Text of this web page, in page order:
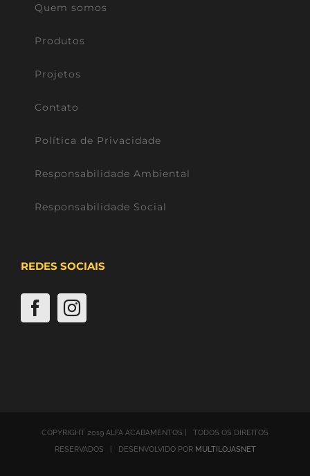
Quem somos
Produtos
Projetos
Contato
Política de Privacidade
Responsabilidade Ambiental
Responsabilidade Social
REDES SOCIAIS
COPYRIGHT 2019 ALFA ACABAMENTOS | TODOS OS DIREITOS
RESERVADOS | DESENVOLVIDO POR MULTILOJASNET